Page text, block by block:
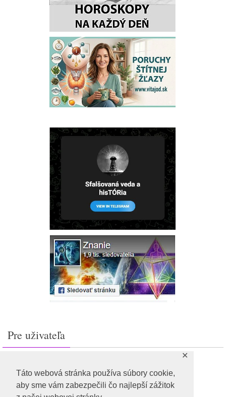
Táto webová stránka používa súbory cookie,
aby sme vám zabezpečili čo najlepší zážitok
✕
Pre uživateľa
Feed záznamov
RSS feed komentárov
WordPress.org